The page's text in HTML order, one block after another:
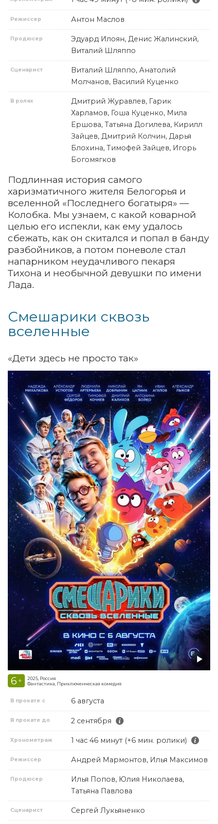
Режиссер Антон Маслов
Продюсер
Эдуард Илоян, Денис Жалинский,
Виталий Шляппо
Сценарист
Виталий Шляппо, Анатолий
Молчанов, Василий Куценко
В ролях
Дмитрий Журавлев, Гарик
Харламов, Гоша Куценко, Мила
Ершова, Татьяна Догилева, Кирилл
Зайцев, Дмитрий Колчин, Дарья
Блохина, Тимофей Зайцев, Игорь
Богомягков
Подлинная история самого
харизматичного жителя Белогорья и
вселенной «Последнего богатыря» —
Колобка. Мы узнаем, с какой коварной
целью его испекли, как ему удалось
сбежать, как он скитался и попал в банду
разбойников, а потом поневоле стал
напарником неудачливого пекаря
Тихона и необычной девушки по имени
Лада.
Смешарики сквозь
вселенные
«Дети здесь не просто так»
6 +
2025, Россия
Фантастика, Приключенческая комедия
В прокате с 6 августа
В прокате до 2 сентября
Хронометраж 1 час 46 минут (+6 мин. ролики)
Режиссер Андрей Мармонтов, Илья Максимов
Продюсер
Илья Попов, Юлия Николаева,
Татьяна Павлова
Сценарист Сергей Лукьяненко